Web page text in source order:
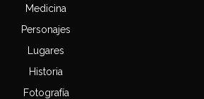
Medicina
Personajes
Lugares
Historia
Fotografía